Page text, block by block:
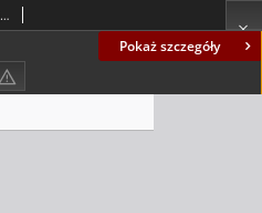
Pokaż szczegóły
Gazeta Lubuska : organ Komitetu Wojewódzkiego Polskiej Zjednoczonej Partii Robotniczej R. II Nr 119 (4 maja 1949). - Wyd. ABCDEFG